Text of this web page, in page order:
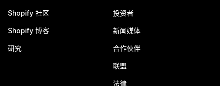
Shopify 社区
Shopify 博客
研究
投资者
新闻媒体
合作伙伴
联盟
法律